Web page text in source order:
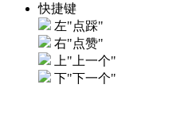
快捷键
左"点踩"
右"点赞"
上"上一个"
下"下一个"